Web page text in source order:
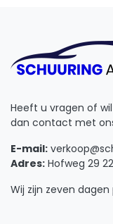
Heeft u vragen of
dan contact met
E-mail:
Adres: Hofweg 29
Wij zijn zeven